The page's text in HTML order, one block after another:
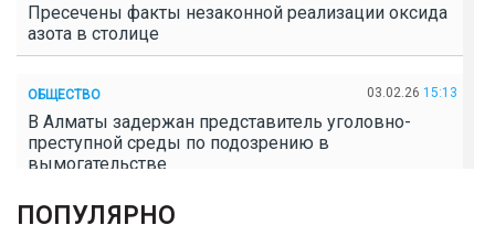
Пресечены факты незаконной реализации оксида
азота в столице
ОБЩЕСТВО 03.02.26 15:13
В Алматы задержан представитель уголовно-
преступной среды по подозрению в
вымогательстве
ПОПУЛЯРНО